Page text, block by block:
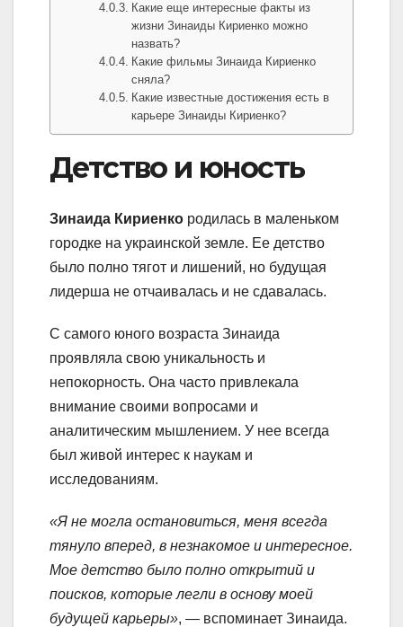
Какие еще интересные факты из
жизни Зинаиды Кириенко можно
назвать?
Какие фильмы Зинаида Кириенко
сняла?
Какие известные достижения есть в
карьере Зинаиды Кириенко?
Детство и юность
Зинаида Кириенко родилась в маленьком
городке на украинской земле. Ее детство
было полно тягот и лишений, но будущая
лидерша не отчаивалась и не сдавалась.
С самого юного возраста Зинаида
проявляла свою уникальность и
непокорность. Она часто привлекала
внимание своими вопросами и
аналитическим мышлением. У нее всегда
был живой интерес к наукам и
исследованиям.
«Я не могла остановиться, меня всегда
тянуло вперед, в незнакомое и интересное.
Мое детство было полно открытий и
поисков, которые легли в основу моей
будущей карьеры», — вспоминает Зинаида.